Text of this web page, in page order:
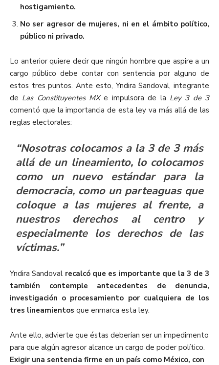
hostigamiento.
No ser agresor de mujeres, ni en el ámbito político,
público ni privado.
Lo anterior quiere decir que ningún hombre que aspire a un
cargo público debe contar con sentencia por alguno de
estos tres puntos. Ante esto, Yndira Sandoval, integrante
de Las Constituyentes MXe impulsora de la Ley 3 de 3
comentó que la importancia de esta ley va más allá de las
reglas electorales:
“Nosotras colocamos a la 3 de 3 más
allá de un lineamiento, lo colocamos
como un nuevo estándar para la
democracia, como un parteaguas que
coloque a las mujeres al frente, a
nuestros derechos al centro y
especialmente los derechos de las
víctimas.”
Yndira Sandoval recalcó que es importante que la 3 de 3
también contemple antecedentes de denuncia,
investigación o procesamiento por cualquiera de los
tres lineamientos que enmarca esta ley.
Ante ello, advierte que éstas deberían ser un impedimento
para que algún agresor alcance un cargo de poder político.
Exigir una sentencia firme en un país como México, con